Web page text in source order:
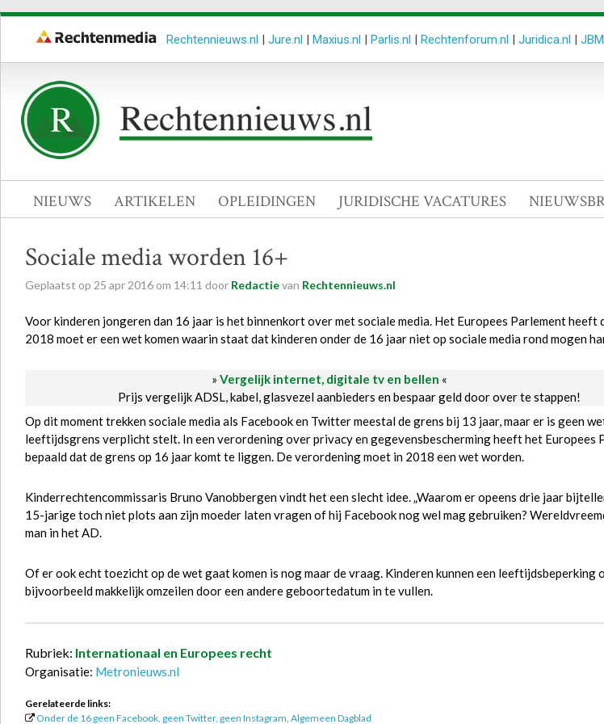
Rechtennieuws.nl | Jure.nl | Maxius.nl | Parlis.nl | Rechtenforum.nl | Juridica.nl |
NIEUWS ARTIKELEN OPLEIDINGEN JURIDISCHE VACATURES
Sociale media worden 16+
Geplaatst op 25 apr 2016 om 14:11 door Redactievan Rechtennieuws.nl
Voor kinderen jongeren dan 16 jaar is het binnenkort over met sociale media. Het Europees Parlement heeft
2018 moet er een wet komen waarin staat dat kinderen onder de 16 jaar niet op sociale media rond mogen
» Vergelijk internet, digitale tv en bellen «
Prijs vergelijk ADSL, kabel, glasvezel aanbieders en bespaar geld door over te stappen!
Op dit moment trekken sociale media als Facebook en Twitter meestal de grens bij 13 jaar, maar er is geen
leeftijdsgrens verplicht stelt. In een verordening over privacy en gegevensbescherming heeft het Europees
bepaald dat de grens op 16 jaar komt te liggen. De verordening moet in 2018 een wet worden.
Kinderrechtencommissaris Bruno Vanobbergen vindt het een slecht idee. „Waarom er opeens drie jaar
15-jarige toch niet plots aan zijn moeder laten vragen of hij Facebook nog wel mag gebruiken?
man in het AD.
Of er ook echt toezicht op de wet gaat komen is nog maar de vraag. Kinderen kunnen een leeftijdsbeperking
bijvoorbeeld makkelijk omzeilen door een andere geboortedatum in te vullen.
Rubriek: Internationaal en Europees recht
Organisatie: Metronieuws.nl
Gerelateerde links:
Onder de 16 geen Facebook, geen Twitter, geen Instagram, Algemeen Dagblad